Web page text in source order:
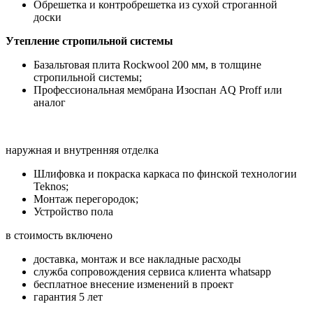
Обрешетка и контробрешетка из сухой строганной
доски
Утепление стропильной системы
Базальтовая плита Rockwool 200 мм, в толщине
стропильной системы;
Профессиональная мембрана Изоспан AQ Proff или
аналог
наружная и внутренняя отделка
Шлифовка и покраска каркаса по финской технологии
Teknos;
Монтаж перегородок;
Устройство пола
в стоимость включено
доставка, монтаж и все накладные расходы
служба сопровождения сервиса клиента whatsapp
бесплатное внесение изменений в проект
гарантия 5 лет